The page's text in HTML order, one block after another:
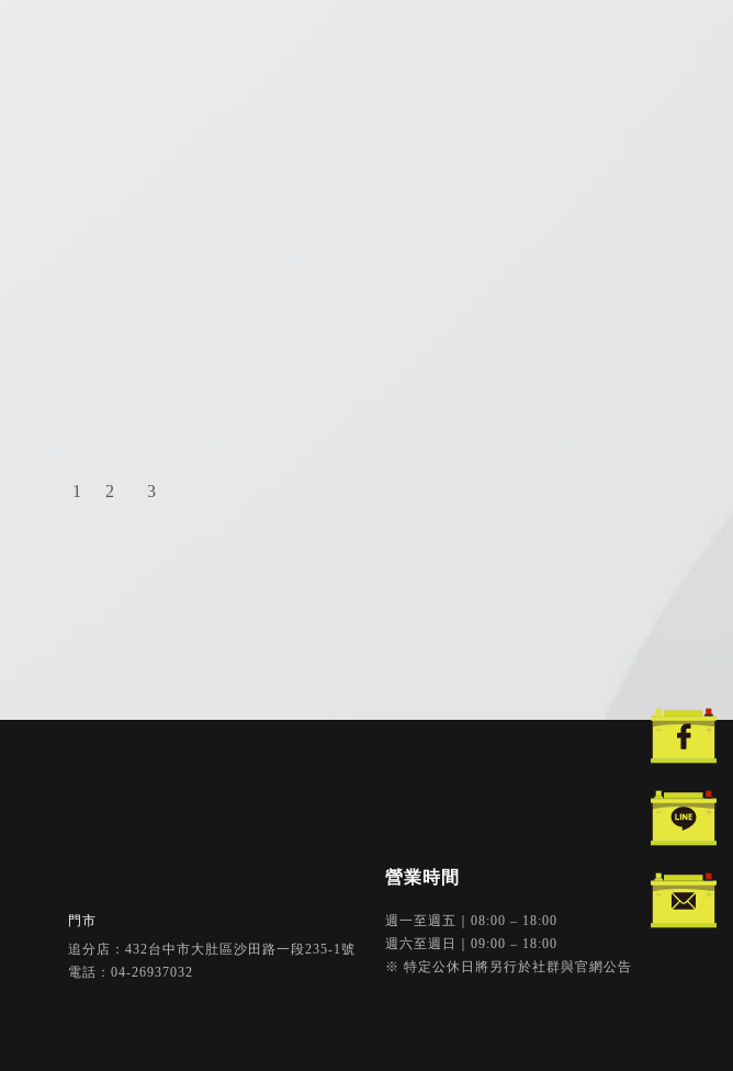
1 2 3
門市
追分店：432台中市大肚區沙田路一段235-1號
電話：04-26937032
週一至週五｜08:00 – 18:00
週六至週日｜09:00 – 18:00
※ 特定公休日將另行於社群與官網公告